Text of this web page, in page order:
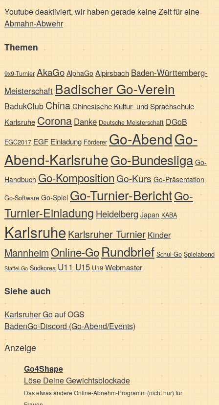
Youtube deaktiviert, wir haben gerade keine Zeit für eine
Abmahn-Abwehr
Themen
9x9-Turnier AkaGo AlphaGo Alpirsbach Baden-Württemberg-
Meisterschaft Badischer Go-Verein
BadukClub ChinaChinesische Kultur- und Sprachschule
KarlsruheCorona Danke Deutsche Meisterschaft DGoB
EGC2017 EGF Einladung Förderer Go-AbendGo-
Abend-KarlsruheGo-Bundesliga Go-
Handbuch Go-KompositionGo-Kurs Go-Präsentation
Go-Software Go-Spiel Go-Turnier-BerichtGo-
Turnier-EinladungHeidelberg Japan KABA
Karlsruhe Karlsruher TurnierKinder
MannheimOnline-GoRundbrief Schul-Go Spielabend
Staffel-Go Südkorea U11 U15 U19 Webmaster
Siehe auch
Karlsruher Goauf OGS
BadenGo-Discord (Go-Abend/Events)
Anzeige
Go4Shape
Löse Deine Gewichts­blockade
Das etwas andere Online-Abnehm-Programm (nicht nur) für